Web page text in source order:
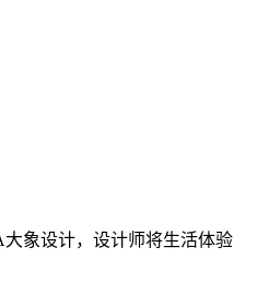
象设计，设计师将生活体验